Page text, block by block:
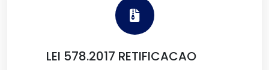
LEI 578.2017 RETIFICACAO